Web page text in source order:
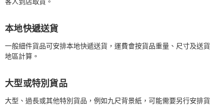
本地快遞送貨
一般細件貨品可安排本地快遞送貨，運費會按貨品重量、尺寸及送貨
地區計算。
大型或特別貨品
大型、過長或其他特別貨品，例如九尺背景紙，可能需要另行安排貨